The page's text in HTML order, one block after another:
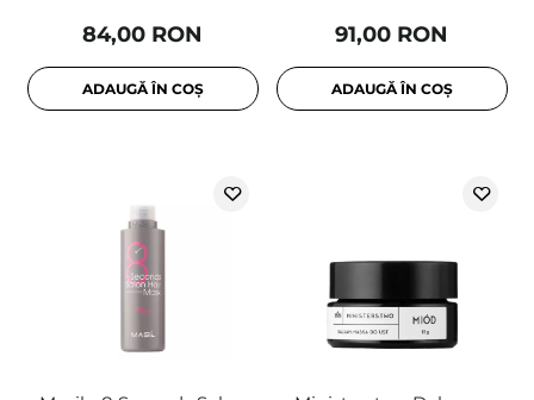
84,00 RON
ADAUGĂ ÎN COȘ
91,00 RON
ADAUGĂ ÎN COȘ